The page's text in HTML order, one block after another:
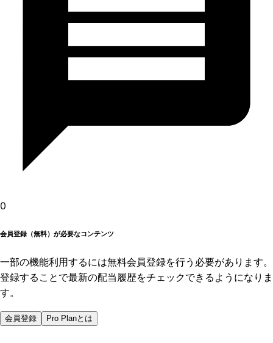
0
会員登録（無料）が必要なコンテンツ
一部の機能利用するには無料会員登録を行う必要があります。
登録することで最新の配当履歴をチェックできるようになりま
す。
会員登録 Pro Planとは